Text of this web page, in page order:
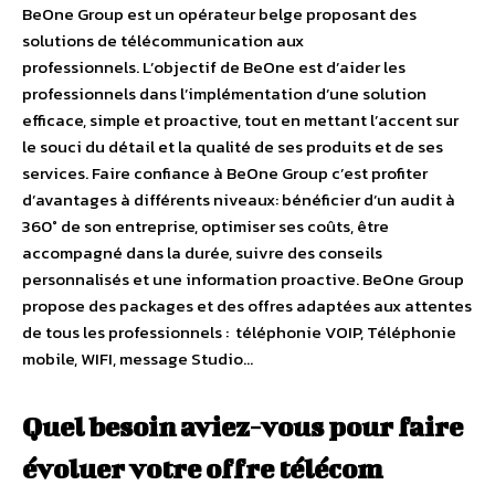
BeOne Group est un opérateur belge proposant des
solutions de télécommunication aux
professionnels. L’objectif de BeOne est d’aider les
professionnels dans l’implémentation d’une solution
efficace, simple et proactive, tout en mettant l’accent sur
le souci du détail et la qualité de ses produits et de ses
services. Faire confiance à BeOne Group c’est profiter
d’avantages à différents niveaux: bénéficier d’un audit à
360° de son entreprise, optimiser ses coûts, être
accompagné dans la durée, suivre des conseils
personnalisés et une information proactive. BeOne Group
propose des packages et des offres adaptées aux attentes
de tous les professionnels : téléphonie VOIP, Téléphonie
mobile, WIFI, message Studio…
Quel besoin aviez-vous pour faire
évoluer votre offre télécom